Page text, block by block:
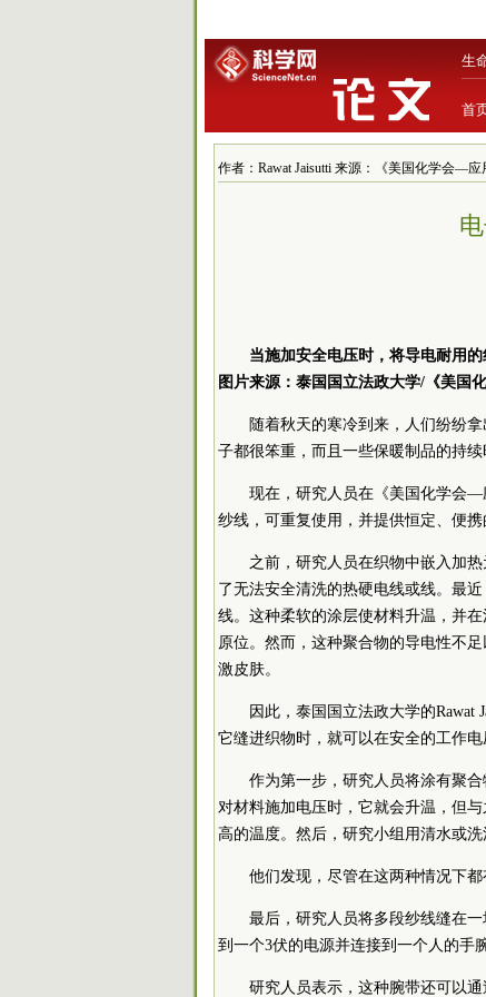
生
首
作者：Rawat Jaisutti 来源：《美国化学会—
当施加安全电压时，将导电耐用
图片来源：泰国国立法政大学/《美国
随着秋天的寒冷到来，人们纷纷
子都很笨重，而且一些保暖制品的持续
现在，研究人员在《美国化学会—
纱线，可重复使用，并提供恒定、便携
之前，研究人员在织物中嵌入加
了无法安全清洗的热硬电线或线。最
线。这种柔软的涂层使材料升温，并
原位。然而，这种聚合物的导电性不
激皮肤。
因此，泰国国立法政大学的Rawat
它缝进织物时，就可以在安全的工作电
作为第一步，研究人员将涂有聚
对材料施加电压时，它就会升温，但
高的温度。然后，研究小组用清水或洗
他们发现，尽管在这两种情况下
最后，研究人员将多段纱线缝在
到一个3伏的电源并连接到一个人的手
研究人员表示，这种腕带还可以